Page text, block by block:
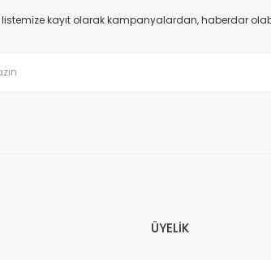
listemize kayıt olarak kampanyalardan, haberdar
ÜYELİK